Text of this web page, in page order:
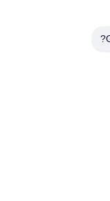
مزدوج فريد لخلط